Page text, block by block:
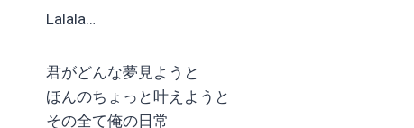
Lalala…
君がどんな夢見ようと
ほんのちょっと叶えようと
その全て俺の日常